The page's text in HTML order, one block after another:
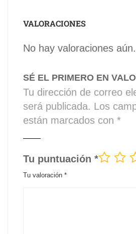
VALORACIONES
No hay valoraciones aún.
SÉ EL PRIMERO EN
Tu dirección de correo
será publicada. Los
están marcados con *
Tu puntuación *
Tu valoración *